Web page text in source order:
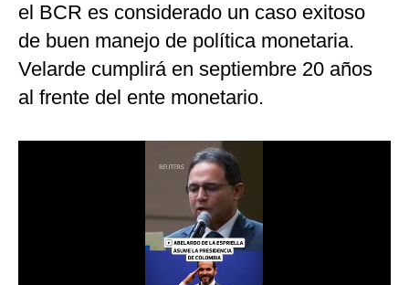
Notas Contratadas
Podcast
Gestión TV
el BCR es considerado un caso exitoso
de buen manejo de política monetaria.
Velarde cumplirá en septiembre 20 años
al frente del ente monetario.